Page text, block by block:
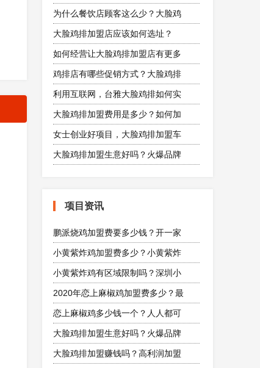
为什么餐饮店顾客这么少？大脸鸡
大脸鸡排加盟店应该如何选址？
如何经营让大脸鸡排加盟店有更多
鸡排店有哪些促销方式？大脸鸡排
利用互联网，台雅大脸鸡排如何实
大脸鸡排加盟费用是多少？如何加
女士创业好项目，大脸鸡排加盟车
大脸鸡排加盟生意好吗？火爆品牌
项目资讯
鹏派烧鸡加盟费要多少钱？开一家
小黄紫炸鸡加盟费多少？小黄紫炸
小黄紫炸鸡有区域限制吗？深圳小
2020年恋上麻椒鸡加盟费多少？最
恋上麻椒鸡多少钱一个？人人都可
大脸鸡排加盟生意好吗？火爆品牌
大脸鸡排加盟赚钱吗？高利润加盟